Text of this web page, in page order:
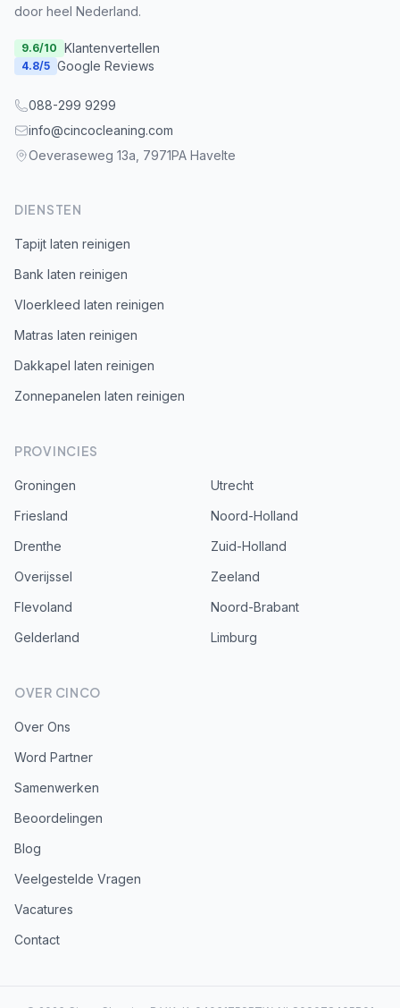
door heel Nederland.
9.6/10 Klantenvertellen
4.8/5 Google Reviews
088-299 9299
info@cincocleaning.com
Oeveraseweg 13a, 7971PA Havelte
DIENSTEN
Tapijt laten reinigen
Bank laten reinigen
Vloerkleed laten reinigen
Matras laten reinigen
Dakkapel laten reinigen
Zonnepanelen laten reinigen
PROVINCIES
Groningen
Friesland
Drenthe
Overijssel
Flevoland
Gelderland
Utrecht
Noord-Holland
Zuid-Holland
Zeeland
Noord-Brabant
Limburg
OVER CINCO
Over Ons
Word Partner
Samenwerken
Beoordelingen
Blog
Veelgestelde Vragen
Vacatures
Contact